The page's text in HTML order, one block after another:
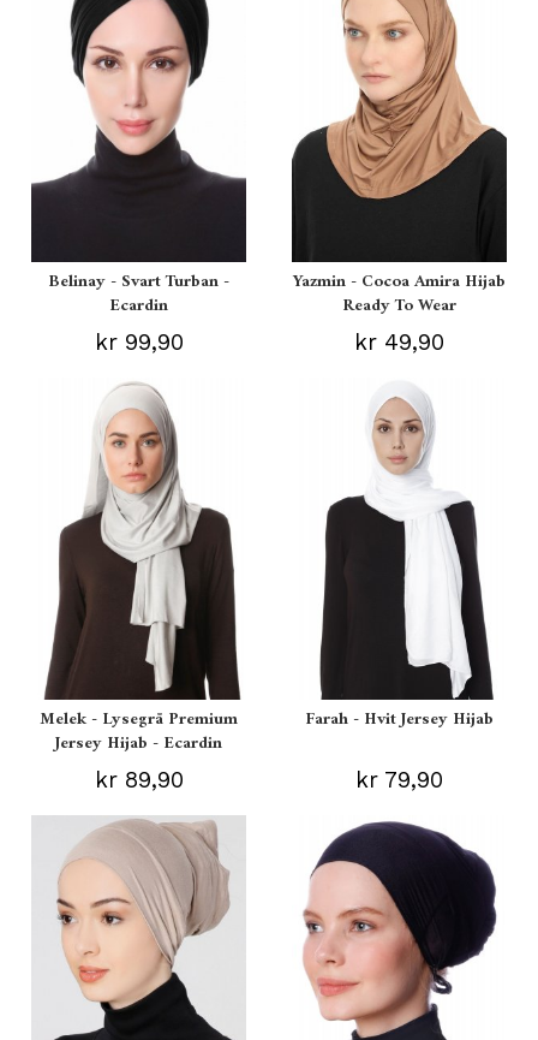
Belinay - Svart Turban -
Ecardin
kr 99,90
Yazmin - Cocoa Amira Hijab
Ready To Wear
kr 49,90
Melek - Lysegrå Premium
Jersey Hijab - Ecardin
kr 89,90
Farah - Hvit Jersey Hijab
kr 79,90